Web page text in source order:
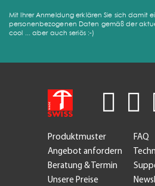
Mit Ihrer Anmeldung erklären Sie sich damit
personenbezogenen Daten gemäß der
cool ... aber auch seriös :-)
Produktmuster
Angebot anfordern
Beratung & Termin
Unsere Preise
FAQ